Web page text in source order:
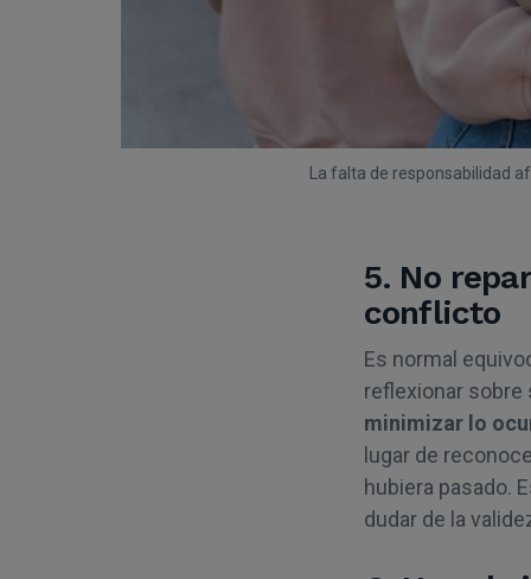
La falta de responsabilidad
5. No
conflicto
Es normal
reflexionar sobre
minimizar lo
lugar de
hubiera pasado.
dudar de la